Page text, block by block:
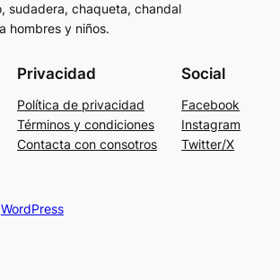
sudadera, chaqueta, chandal
hombres y niños.
Privacidad
Política de privacidad
Términos y condiciones
Contacta con consotros
Social
Facebook
Instagram
Twitter/X
WordPress